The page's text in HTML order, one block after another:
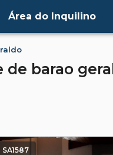
Área do Inquilino
de barao
SA1587